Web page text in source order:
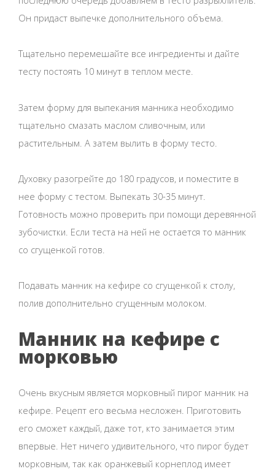
Он придаст выпечке дополнительного объема.
Тщательно перемешайте все ингредиенты и дайте
тесту постоять 10 минут в теплом месте.
Затем форму для выпекания манника необходимо
тщательно смазать маслом сливочным, или
растительным. А затем вылить в форму тесто.
Духовку разогрейте до 180 градусов, и поместите в
нее форму с тестом. Выпекать 30-35 минут.
Готовность можно проверить при помощи деревянной
зубочистки. Если теста на ней не остается то манник
со сгущенкой готов.
Подавать манник на кефире со сгущенкой к столу,
полив дополнительно сгущенным молоком.
Манник на кефире с
морковью
Очень вкусным является морковный пирог манник на
кефире. Рецепт его весьма несложен. Приготовить
его сможет каждый, даже тот, кто занимается этим
впервые. Нет ничего удивительного, что пирог будет
морковным, так как оранжевый корнеплод имеет